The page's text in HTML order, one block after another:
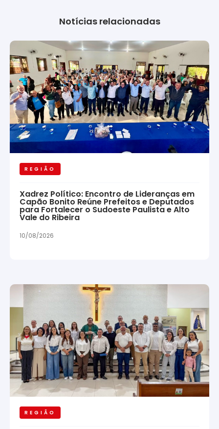
Notícias relacionadas
REGIÃO
Xadrez Político: Encontro de Lideranças em
Capão Bonito Reúne Prefeitos e Deputados
para Fortalecer o Sudoeste Paulista e Alto
Vale do Ribeira
10/08/2026
REGIÃO